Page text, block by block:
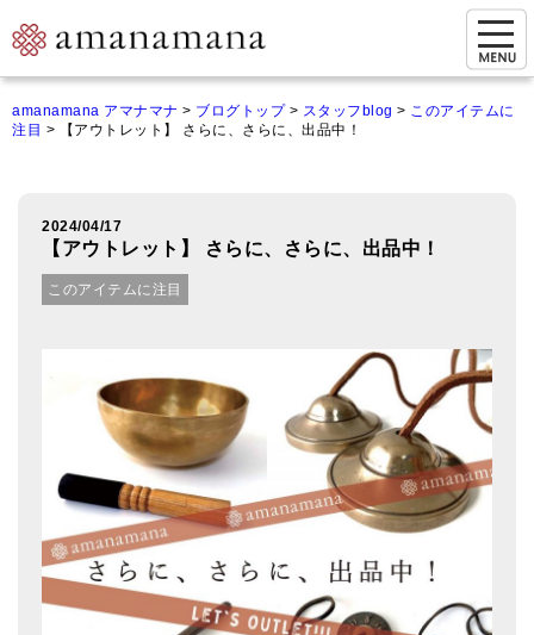
ご来店&購入
オンライン相談&購入
倍音呼吸法レッスン
オンラインショップ
カートを見る
商品一覧
アマナマナのシンギングボウル
チベット・シンギングボウル
amanamana アマナマナ > ブログトップ> スタッフblog > このアイテムに
注目 > 【アウトレット】 さらに、さらに、出品中！
2024/04/17
【アウトレット】 さらに、さらに、出品中！
このアイテムに注目